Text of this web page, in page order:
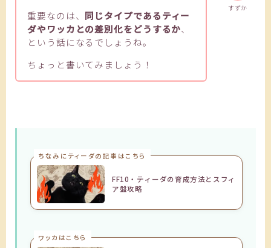
すずか
重要なのは、 同じタイプであるティー
ダやワッカとの差別化をどうするか、
という話になるでしょうね。
ちょっと書いてみましょう！
ちなみにティーダの記事はこちら
FF10・ティーダの育成方法とスフィ
ア盤攻略
ワッカはこちら